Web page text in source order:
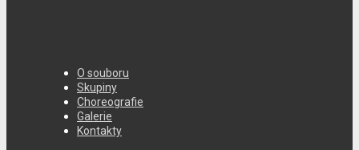
O souboru
Skupiny
Choreografie
Galerie
Kontakty